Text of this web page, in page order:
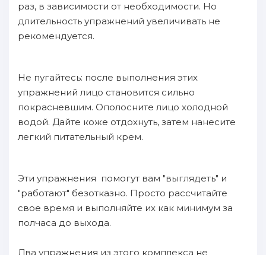
раз, в зависимости от необходимости. Но
длительность упражнений увеличивать не
рекомендуется.
Не пугайтесь: после выполнения этих
упражнений лицо становится сильно
покрасневшим. Ополосните лицо холодной
водой. Дайте коже отдохнуть, затем нанесите
легкий питательный крем.
Эти упражнения помогут вам "выглядеть" и
"работают" безотказно. Просто рассчитайте
свое время и выполняйте их как минимум за
полчаса до выхода.
Два упражнения из этого комплекса не